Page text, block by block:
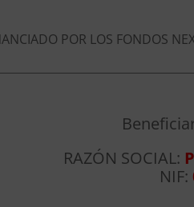
POR LOS FONDOS
RAZÓN SOCIAL:
NIF: